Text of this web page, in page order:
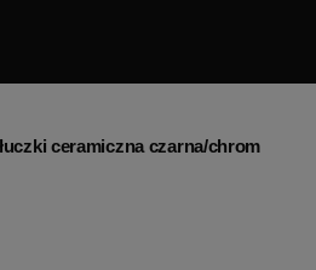
ceramiczna czarna/chrom